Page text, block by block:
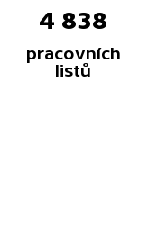
4 838
pracovních
listů